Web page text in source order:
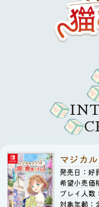
マジカ
発売日：好
希望小売
プレイ人数
対象年齢：